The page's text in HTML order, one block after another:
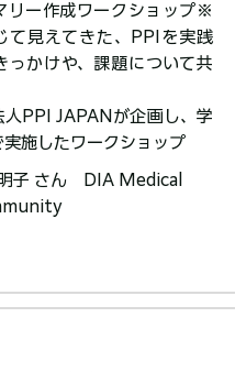
リー作成ワークショップ※
て見えてきた、PPIを実践
っかけや、課題について共
PPI JAPANが企画し、学
施したワークショップ
子 さん DIA Medical